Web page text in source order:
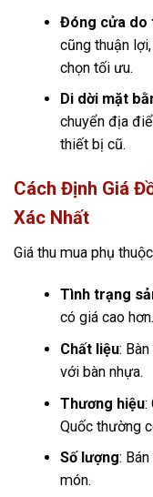
Đóng cửa do
cũng thuận
chọn tối ưu.
Di dời mặt
chuyển địa
thiết bị cũ.
Cách Định Giá
Xác Nhất
Giá thu mua phụ
Tình trạng
có giá cao hơn.
Chất liệu:
với bàn nhựa.
Thương hiệu:
Quốc thường
Số lượng:
món.